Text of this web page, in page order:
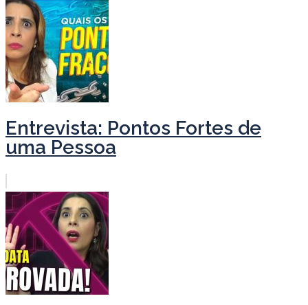
Entrevista: Pontos Fortes de
uma Pessoa